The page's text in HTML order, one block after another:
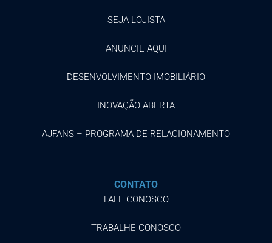
SEJA LOJISTA
ANUNCIE AQUI
DESENVOLVIMENTO IMOBILIÁRIO
INOVAÇÃO ABERTA
AJFANS – PROGRAMA DE RELACIONAMENTO
CONTATO
FALE CONOSCO
TRABALHE CONOSCO